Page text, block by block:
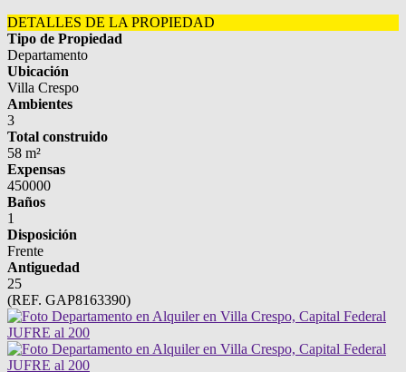
DETALLES DE LA PROPIEDAD
Tipo de Propiedad
Departamento
Ubicación
Villa Crespo
Ambientes
3
Total construido
58 m²
Expensas
450000
Baños
1
Disposición
Frente
Antiguedad
25
(REF. GAP8163390)